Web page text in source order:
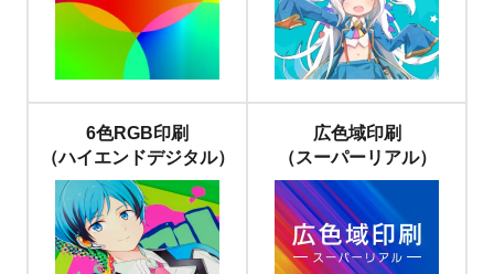
6色RGB印刷
（ハイエンドデジタル）
広色域印刷
（スーパーリアル）